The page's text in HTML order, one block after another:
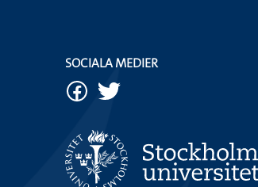
SOCIALA MEDIER